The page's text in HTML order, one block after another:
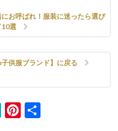
お呼ばれ！服装に迷ったら選び
10選
子供服ブランド】に戻る
HatenaPinterest